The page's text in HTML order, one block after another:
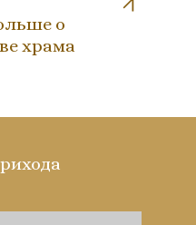
о
храма